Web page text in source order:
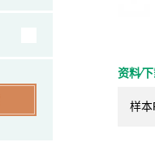
资料⁄
样本